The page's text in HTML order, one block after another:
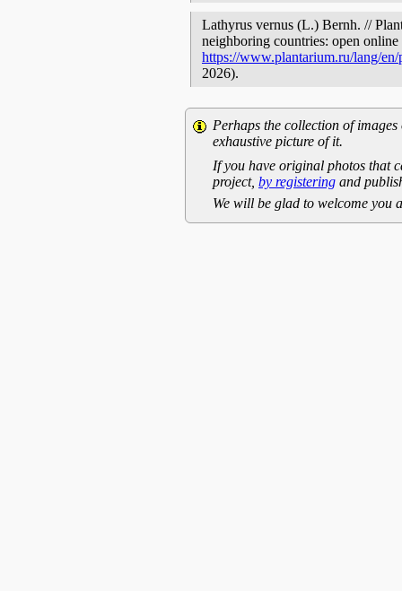
Lathyrus vernus (L.) Bernh. //
neighboring countries: open
https://www.plantarium.ru/lang/
2026).
Perhaps the collection of
exhaustive picture of it.
If you have original photos that
project, by registering and
We will be glad to welcome